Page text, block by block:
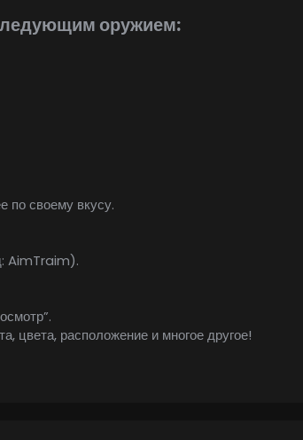
оружием:​
по своему вкусу.
AimTraim).
цвета, расположение и многое другое!